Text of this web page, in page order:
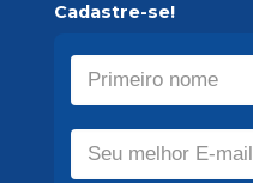
Cadastre-se!